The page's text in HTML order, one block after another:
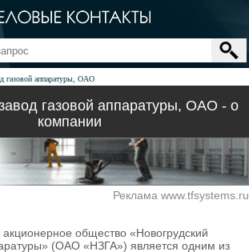
газовой аппаратуры, ОАО
газовой аппаратуры, ОАО - о
компании
Реклама www.tfsystems.ru
общество «Новогрудский
(ОАО «НЗГА») является одним из